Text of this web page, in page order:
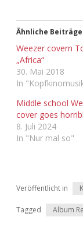
Ähnliche Beiträge
Weezer covern
„Africa“
30. Mai 2018
In
Middle school
cover goes
8. Juli 2024
In "Nur mal so"
Veröffentlicht in
Tagged Album